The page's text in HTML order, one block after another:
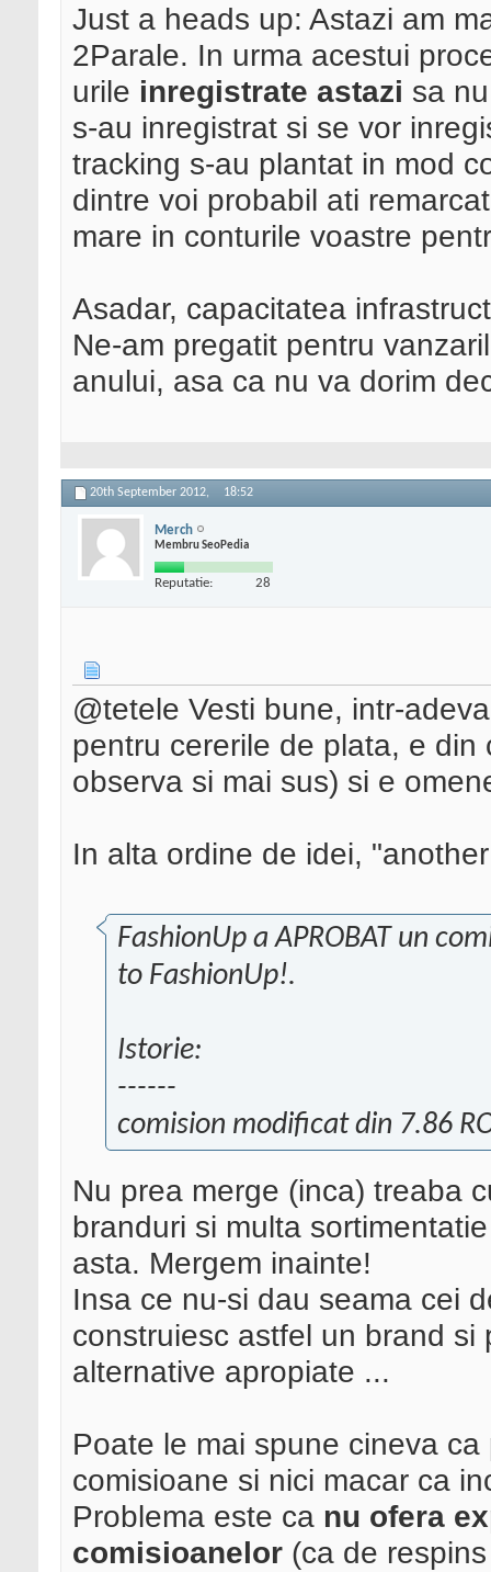
Just a heads up: Astazi am
2Parale. In urma acestui
urile inregistrate astazi sa
s-au inregistrat si se vor
tracking s-au plantat in mod
dintre voi probabil ati
mare in conturile voastre
Asadar, capacitatea
Ne-am pregatit pentru
anului, asa ca nu va dorim
20th September 2012, 18:52
Merch
Membru SeoPedia
Reputatie: 28
@tetele Vesti bune, intr-
pentru cererile de plata, e
observa si mai sus) si e
In alta ordine de idei,
FashionUp a APROBAT un
to FashionUp!.
Istorie:
------
comision modificat din 7.86
Nu prea merge (inca) treaba
branduri si multa
asta. Mergem inainte!
Insa ce nu-si dau seama cei
construiesc astfel un brand
alternative apropiate ...
Poate le mai spune cineva
comisioane si nici macar ca
Problema este ca nu ofera
comisioanelor (ca de